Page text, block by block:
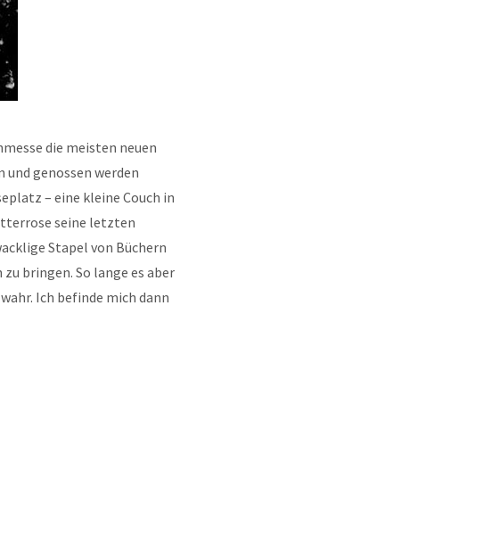
die meisten neuen
und genossen werden
– eine kleine Couch in
seine letzten
Stapel von Büchern
bringen. So lange es aber
Ich befinde mich dann